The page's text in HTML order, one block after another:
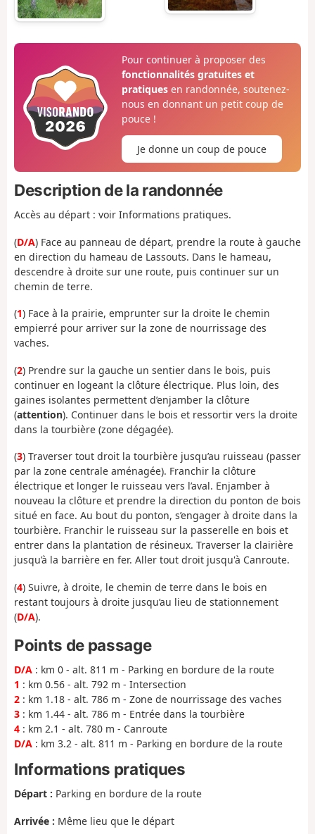
Pour continuer à proposer des
fonctionnalités gratuites et
pratiquesen randonnée, soutenez-
nous en donnant un petit coup de
pouce !
Je donne un coup de pouce
Description de la randonnée
Accès au départ : voir Informations pratiques.
(D/A) Face au panneau de départ, prendre la route à gauche
en direction du hameau de Lassouts. Dans le hameau,
descendre à droite sur une route, puis continuer sur un
chemin de terre.
(1) Face à la prairie, emprunter sur la droite le chemin
empierré pour arriver sur la zone de nourrissage des
vaches.
(2) Prendre sur la gauche un sentier dans le bois, puis
continuer en logeant la clôture électrique. Plus loin, des
gaines isolantes permettent d’enjamber la clôture
(attention). Continuer dans le bois et ressortir vers la droite
dans la tourbière (zone dégagée).
(3) Traverser tout droit la tourbière jusqu’au ruisseau (passer
par la zone centrale aménagée). Franchir la clôture
électrique et longer le ruisseau vers l’aval. Enjamber à
nouveau la clôture et prendre la direction du ponton de bois
situé en face. Au bout du ponton, s’engager à droite dans la
tourbière. Franchir le ruisseau sur la passerelle en bois et
entrer dans la plantation de résineux. Traverser la clairière
jusqu’à la barrière en fer. Aller tout droit jusqu'à Canroute.
(4) Suivre, à droite, le chemin de terre dans le bois en
restant toujours à droite jusqu’au lieu de stationnement
(D/A).
Points de passage
D/A : km 0 - alt. 811 m - Parking en bordure de la route
1 : km 0.56 - alt. 792 m - Intersection
2 : km 1.18 - alt. 786 m - Zone de nourrissage des vaches
3 : km 1.44 - alt. 786 m - Entrée dans la tourbière
4 : km 2.1 - alt. 780 m - Canroute
D/A : km 3.2 - alt. 811 m - Parking en bordure de la route
Informations pratiques
Départ : Parking en bordure de la route
Arrivée : Même lieu que le départ